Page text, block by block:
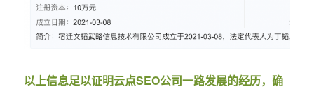
以上信息足以证明云点SEO公司一路发展的经历，确